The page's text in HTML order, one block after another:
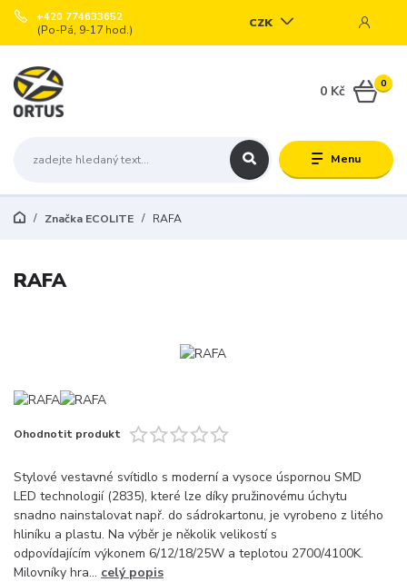
Menu
CZK
+420 774633652
(Po-Pá, 9-17 hod.)
0
0 Kč
Značka ECOLITE RAFA
RAFA
Ohodnotit produkt
Stylové vestavné svítidlo s moderní a vysoce úspornou SMD
LED technologií (2835), které lze díky pružinovému úchytu
snadno nainstalovat např. do sádrokartonu, je vyrobeno z litého
hliníku a plastu. Na výběr je několik velikostí s
odpovídajícím výkonem 6/12/18/25W a teplotou 2700/4100K.
Milovníky hra... celý popis